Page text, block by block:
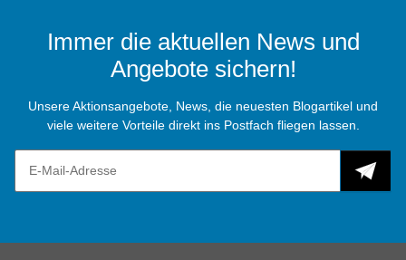
Immer die aktuellen News und
Angebote sichern!
Unsere Aktionsangebote, News, die neuesten Blogartikel und
viele weitere Vorteile direkt ins Postfach fliegen lassen.